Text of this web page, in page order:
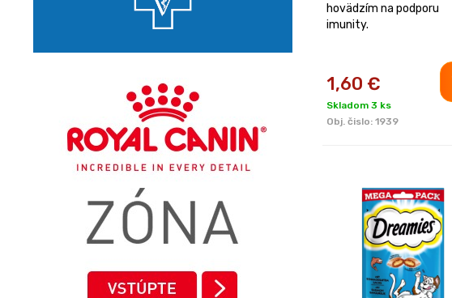
hovädzím na podporu
imunity.
1,60 €
Skladom 3 ks
Obj. čislo: 1939